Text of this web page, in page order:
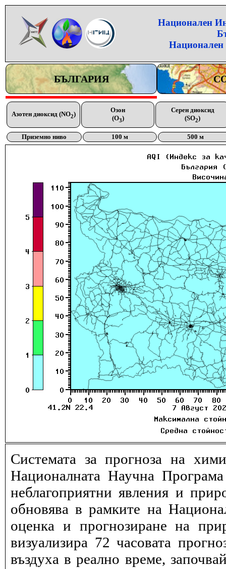
Национален
Национален
БЪЛГАРИЯ
Азотен диоксид (NO2)
Озон
(O3)
Серен диоксид
(SO2)
Приземно ниво 100 м 500 м
Системата за прогноза на
Националната Научна
неблагоприятни явления и
обновява в рамките на
оценка и прогнозиране на
визуализира 72 часовата
въздуха в реално време,